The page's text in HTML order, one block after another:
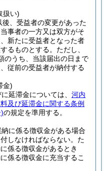
扱い)
後、受益者の変更があった
事者の一方又は双方がそ
新たに受益者となった者
るものとする。 ただし、
のうち、当該届出の日まで
従前の受益者が納付する
金)
延滞金については、 河内
及び延滞金に関する条例
の規定を準用する。
に係る徴収金がある場合
しなければならない。 た
係る徴収金があるとき
係る徴収金に充当するこ